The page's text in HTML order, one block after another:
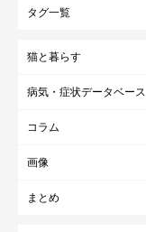
タグ一覧
猫と暮らす
病気・症状データベース
コラム
画像
まとめ